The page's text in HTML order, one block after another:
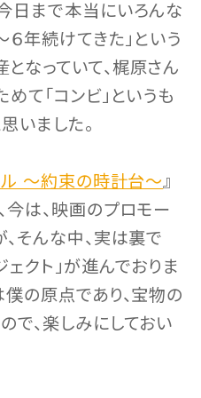
日まで本当にいろんな
６年続けてきた」という
なっていて、梶原さん
て「コンビ」というも
いました。
〜約束の時計台〜』
今は、映画のプロモー
そんな中、実は裏で
ェクト」が進んでおりま
の原点であり、宝物の
で、楽しみにしておい